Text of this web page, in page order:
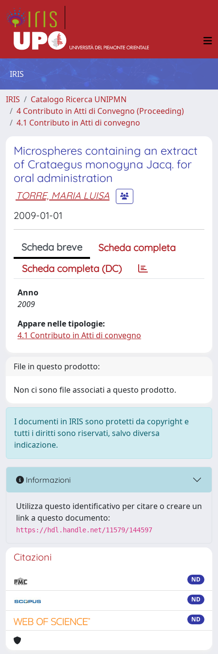
IRIS
IRIS
Catalogo Ricerca UNIPMN
4 Contributo in Atti di Convegno (Proceeding)
4.1 Contributo in Atti di convegno
Microspheres containing an extract
of Crataegus monogyna Jacq. for
oral administration
TORRE, MARIA LUISA
2009-01-01
Scheda breve
Scheda completa
Scheda completa (DC)
Anno
2009
Appare nelle tipologie:
4.1 Contributo in Atti di convegno
File in questo prodotto:
Non ci sono file associati a questo prodotto.
I documenti in IRIS sono protetti da copyright e
tutti i diritti sono riservati, salvo diversa
indicazione.
Informazioni
Utilizza questo identificativo per citare o creare un
link a questo documento:
https://hdl.handle.net/11579/144597
Citazioni
ND
ND
ND